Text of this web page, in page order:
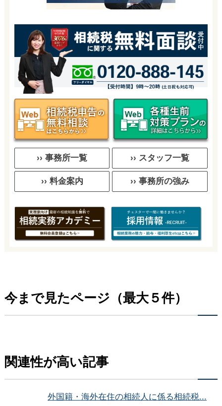
›› 事務所一覧 ›› スタッフ一覧
›› 料金案内 ›› 事務所の強み
今まで見たページ（最大５件）
関連性が高い記事
外国籍・海外在住の相続人に係る相続税...